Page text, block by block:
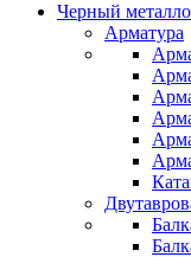
Черный
Арматура